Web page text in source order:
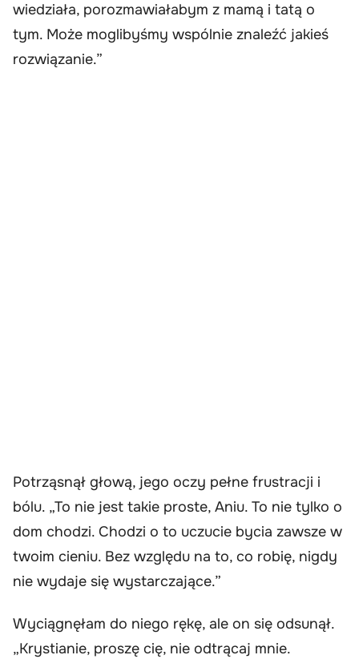
wiedziała, porozmawiałabym z mamą i tatą o
tym. Może moglibyśmy wspólnie znaleźć jakieś
rozwiązanie.”
Potrząsnął głową, jego oczy pełne frustracji i
bólu. „To nie jest takie proste, Aniu. To nie tylko o
dom chodzi. Chodzi o to uczucie bycia zawsze w
twoim cieniu. Bez względu na to, co robię, nigdy
nie wydaje się wystarczające.”
Wyciągnęłam do niego rękę, ale on się odsunął.
„Krystianie, proszę cię, nie odtrącaj mnie.